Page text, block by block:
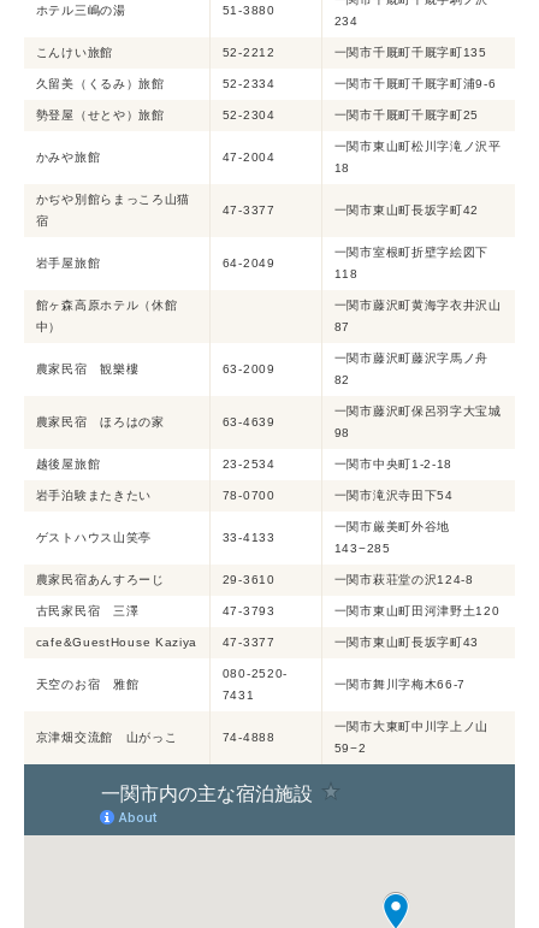
ホテル三嶋の湯 51-3880
234
こんけい旅館 52-2212 一関市千厩町千厩字町135
久留美（くるみ）旅館 52-2334 一関市千厩町千厩字町浦9-6
勢登屋（せとや）旅館 52-2304 一関市千厩町千厩字町25
かみや旅館 47-2004
一関市東山町松川字滝ノ沢平
18
かぢや別館らまっころ山猫
宿
47-3377 一関市東山町長坂字町42
岩手屋旅館 64-2049
一関市室根町折壁字絵図下
118
館ヶ森高原ホテル（休館
中）
一関市藤沢町黄海字衣井沢山
87
農家民宿 観樂樓 63-2009
一関市藤沢町藤沢字馬ノ舟
82
農家民宿 ほろはの家 63-4639
一関市藤沢町保呂羽字大宝城
98
越後屋旅館 23-2534 一関市中央町1-2-18
岩手泊験またきたい 78-0700 一関市滝沢寺田下54
ゲストハウス山笑亭 33-4133
一関市厳美町外谷地
143−285
農家民宿あんすろーじ 29-3610 一関市萩荘堂の沢124-8
古民家民宿 三澤 47-3793 一関市東山町田河津野土120
cafe&GuestHouse Kaziya 47-3377 一関市東山町長坂字町43
天空のお宿 雅館
080-2520-
7431
一関市舞川字梅木66-7
京津畑交流館 山がっこ 74-4888
一関市大東町中川字上ノ山
59−2